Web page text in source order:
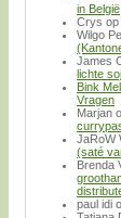
in België
Crys op
Wilgo
James
lichte
Bink
Vragen
Marjan
JaRoW
(saté
Brenda
paul idi